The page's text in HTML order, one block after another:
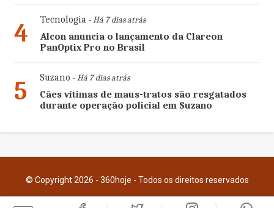
4 Tecnologia- Há 7 dias atrás
Alcon anuncia o lançamento da Clareon
PanOptix Pro no Brasil
5 Suzano - Há 7 dias atrás
Cães vítimas de maus-tratos são resgatados
durante operação policial em Suzano
© Copyright 2026 - 360hoje - Todos os direitos reservados